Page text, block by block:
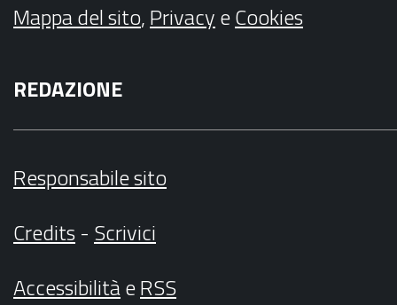
Mappa del sito,PrivacyeCookies
REDAZIONE
Responsabile sito
Credits- Scrivici
AccessibilitàeRSS